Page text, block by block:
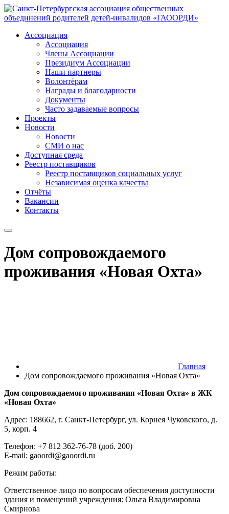
Ассоциация
Ассоциация
Члены Ассоциации
Президиум Ассоциации
Наши партнеры
Волонтёрам
Награды и благодарности
Документы
Часто задаваемые вопросы
Проекты
Новости
Новости
СМИ о нас
Доступная среда
Реестр поставщиков
Реестр поставщиков социальных услуг
Независимая оценка качества
Отчёты
Вакансии
Контакты
Дом сопровождаемого
проживания «Новая Охта»
Главная
Дом сопровождаемого проживания «Новая Охта»
Дом сопровождаемого проживания «Новая Охта» в ЖК
«Новая Охта»
Адрес: 188662, г. Санкт-Петербург, ул. Корнея Чуковского, д.
5, корп. 4
Телефон: +7 812 362-76-78 (доб. 200)
E-mail: gaoordi@gaoordi.ru
Режим работы:
Ответственное лицо по вопросам обеспечения доступности
здания и помещений учреждения: Ольга Владимировна
Смирнова